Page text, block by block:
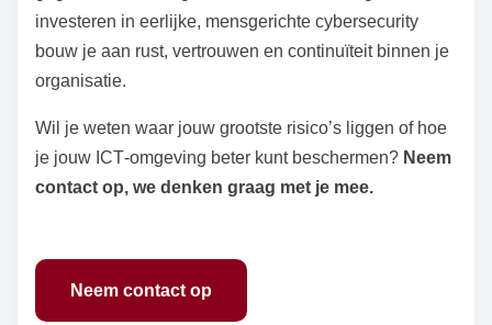
investeren in eerlijke, mensgerichte cybersecurity
bouw je aan rust, vertrouwen en continuïteit binnen je
organisatie.
Wil je weten waar jouw grootste risico’s liggen of hoe
je jouw ICT‑omgeving beter kunt beschermen? Neem
contact op, we denken graag met je mee.
Neem contact op